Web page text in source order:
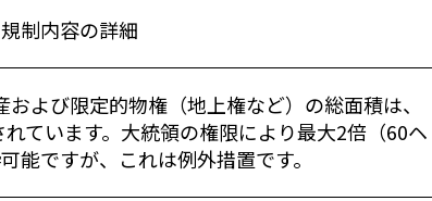
規制内容の詳細
よび限定的物権（地上権など）の総面積は、
ています。大統領の権限により最大2倍（60ヘ
能ですが、これは例外措置です。